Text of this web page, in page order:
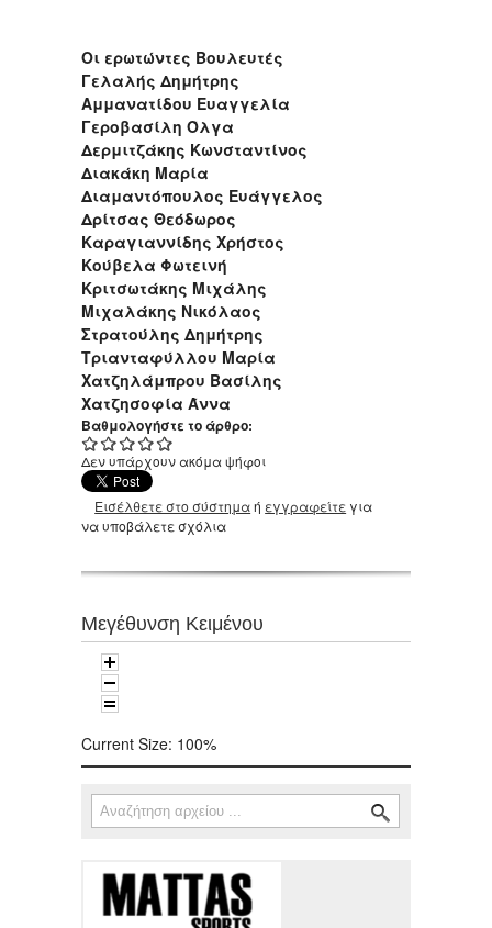
Οι ερωτώντες Βουλευτές
Γελαλής Δημήτρης
Αμμανατίδου Ευαγγελία
Γεροβασίλη Όλγα
Δερμιτζάκης Κωνσταντίνος
Διακάκη Μαρία
Διαμαντόπουλος Ευάγγελος
Δρίτσας Θεόδωρος
Καραγιαννίδης Χρήστος
Κούβελα Φωτεινή
Κριτσωτάκης Μιχάλης
Μιχαλάκης Νικόλαος
Στρατούλης Δημήτρης
Τριανταφύλλου Μαρία
Χατζηλάμπρου Βασίλης
Χατζησοφία Άννα
Βαθμολογήστε το άρθρο:
Δεν υπάρχουν ακόμα ψήφοι
Εισέλθετε στο σύστημαή εγγραφείτε για
να υποβάλετε σχόλια
Μεγέθυνση Κειμένου
Current Size: 100%
Φόρμα αναζήτησης
Αναζήτηση